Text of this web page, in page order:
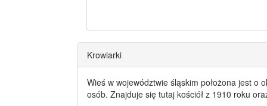
Krowiarki
Wieś w województwie śląskim położona jest o
osób. Znajduje się tutaj kościół z 1910 roku